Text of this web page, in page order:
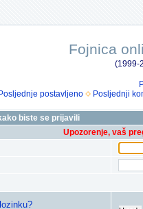
Fojnica
(1999-
Posljednje postavljeno Posljednji
biste se prijavili
Upozorenje, vaš